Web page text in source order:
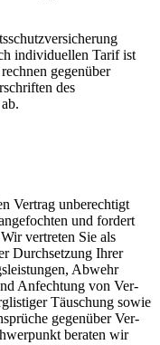
individuellen Tarif ist
gegenüber
des
Vertrag unberechtigt
und fordert
vertreten Sie als
Durchsetzung Ihrer
Abwehr
Anfechtung von Ver­
Täuschung sowie
gegenüber Ver­
beraten wir